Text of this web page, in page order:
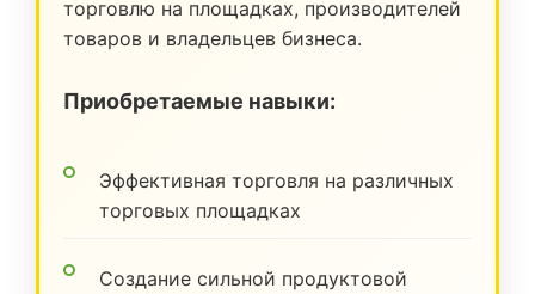
торговлю на площадках, производителей
товаров и владельцев бизнеса.
Приобретаемые навыки:
Эффективная торговля на различных
торговых площадках
Создание сильной продуктовой